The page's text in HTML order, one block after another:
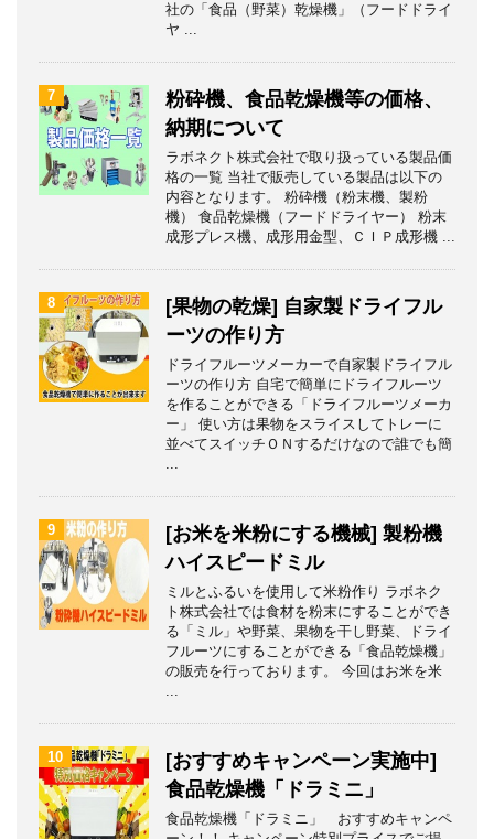
社の「食品（野菜）乾燥機」（フードドライ
ヤ ...
7
粉砕機、食品乾燥機等の価格、
納期について
ラボネクト株式会社で取り扱っている製品価
格の一覧 当社で販売している製品は以下の
内容となります。 粉砕機（粉末機、製粉
機） 食品乾燥機（フードドライヤー） 粉末
成形プレス機、成形用金型、ＣＩＰ成形機 ...
8
[果物の乾燥] 自家製ドライフル
ーツの作り方
ドライフルーツメーカーで自家製ドライフル
ーツの作り方 自宅で簡単にドライフルーツ
を作ることができる「ドライフルーツメーカ
ー」 使い方は果物をスライスしてトレーに
並べてスイッチＯＮするだけなので誰でも簡
...
9
[お米を米粉にする機械] 製粉機
ハイスピードミル
ミルとふるいを使用して米粉作り ラボネク
ト株式会社では食材を粉末にすることができ
る「ミル」や野菜、果物を干し野菜、ドライ
フルーツにすることができる「食品乾燥機」
の販売を行っております。 今回はお米を米
...
10
[おすすめキャンペーン実施中]
食品乾燥機「ドラミニ」
食品乾燥機「ドラミニ」 おすすめキャンペ